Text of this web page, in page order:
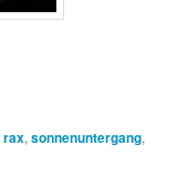
rax,sonnenuntergang,